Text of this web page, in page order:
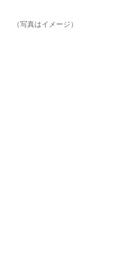
（写真はイメージ）